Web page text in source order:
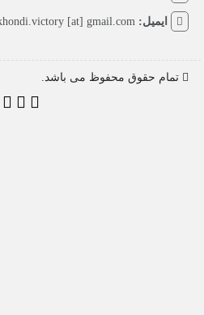
ایمیل:akhondi.victory [at] gmail.com
تمام حقوق محفوظ می باشد.